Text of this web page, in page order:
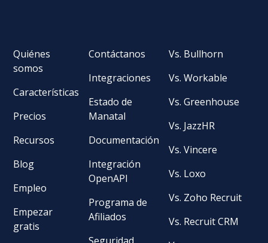
Quiénes
somos
Características
Precios
Recursos
Blog
Empleo
Empezar
gratis
Contáctanos
Integraciones
Estado de
Manatal
Documentación
Integración
OpenAPI
Programa de
Afiliados
Vs. Bullhorn
Vs. Workable
Vs. Greenhouse
Vs. JazzHR
Vs. Vincere
Vs. Loxo
Vs. Zoho Recruit
Vs. Recruit CRM